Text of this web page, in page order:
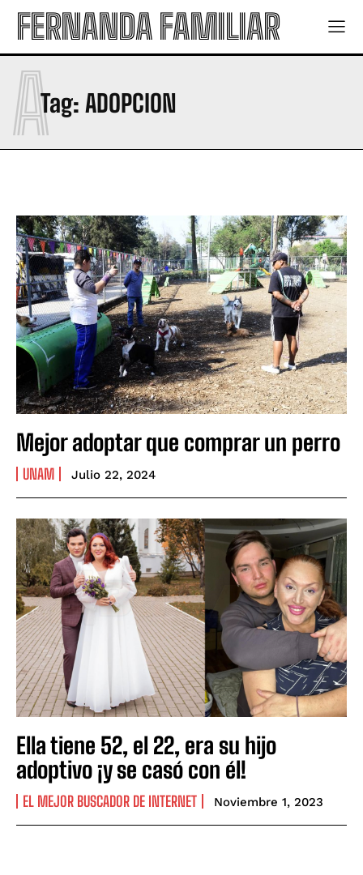
FERNANDA FAMILIAR
Tag: ADOPCION
A
Mejor adoptar que comprar un perro
UNAM Julio 22, 2024
Ella tiene 52, el 22, era su hijo
adoptivo ¡y se casó con él!
EL MEJOR BUSCADOR DE INTERNET Noviembre 1, 2023